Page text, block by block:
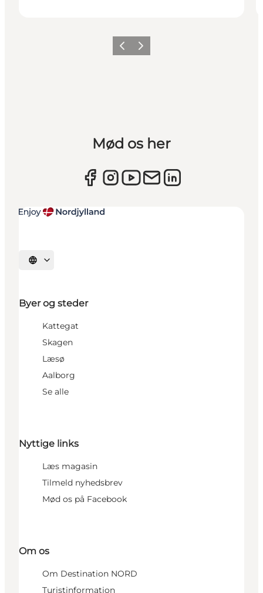
ForrigeNæste
Mød os her
Vælg sprog
Byer og steder
Kattegat
Skagen
Læsø
Aalborg
Se alle
Nyttige links
Læs magasin
Tilmeld nyhedsbrev
Mød os på Facebook
Om os
Om Destination NORD
Turistinformation